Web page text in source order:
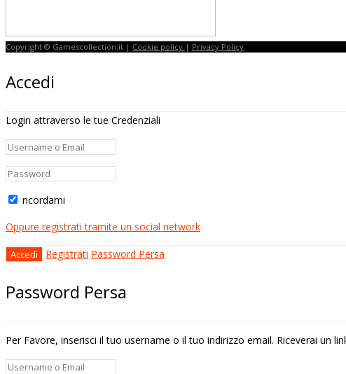
Copyright © Gamescollection.it | Cookie policy | Privacy Policy
Accedi
Login attraverso le tue Credenziali
ricordami
Oppure registrati tramite un social network
Registrati Password Persa
Password Persa
Per Favore, inserisci il tuo username o il tuo indirizzo email. Riceverai un